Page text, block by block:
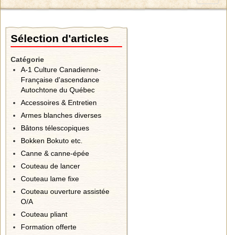
Sélection d'articles
Catégorie
A-1 Culture Canadienne-
Française d'ascendance
Autochtone du Québec
Accessoires & Entretien
Armes blanches diverses
Bâtons télescopiques
Bokken Bokuto etc.
Canne & canne-épée
Couteau de lancer
Couteau lame fixe
Couteau ouverture assistée
O/A
Couteau pliant
Formation offerte